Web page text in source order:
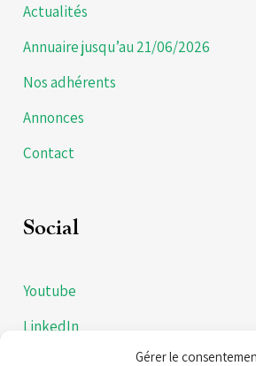
Gérer le
Actualités
Annuaire jusqu’au 21/06/2026
Nos adhérents
Annonces
Contact
Social
Youtube
LinkedIn